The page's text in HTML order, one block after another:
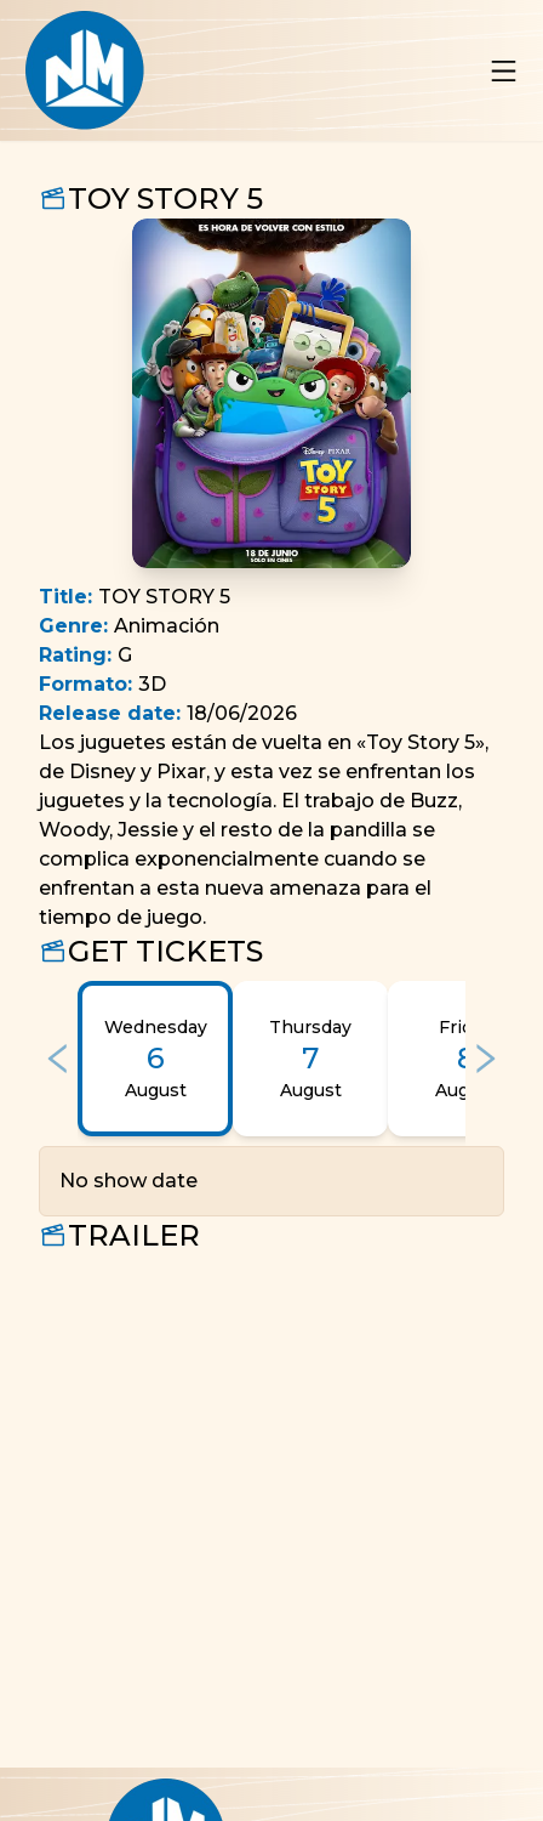
TOY STORY 5
Title: TOY STORY 5
Genre: Animación
Rating: G
Formato: 3D
Release date: 18/06/2026
Los juguetes están de vuelta en «Toy Story 5»,
de Disney y Pixar, y esta vez se enfrentan los
juguetes y la tecnología. El trabajo de Buzz,
Woody, Jessie y el resto de la pandilla se
complica exponencialmente cuando se
enfrentan a esta nueva amenaza para el
tiempo de juego.
GET TICKETS
Wednesday
6
August
Thursday
7
August
Friday
8
August
No show date
TRAILER